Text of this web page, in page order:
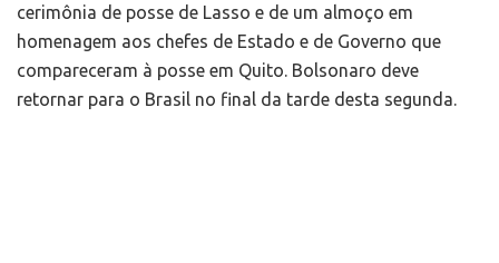
cerimônia de posse de Lasso e de um almoço em
homenagem aos chefes de Estado e de Governo que
compareceram à posse em Quito. Bolsonaro deve
retornar para o Brasil no final da tarde desta segunda.